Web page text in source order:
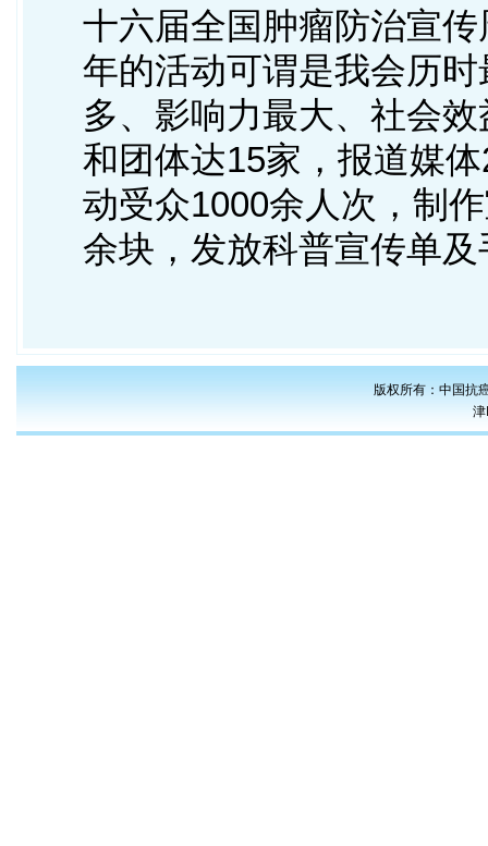
十六届全国肿瘤防治宣
年的活动可谓是我会历
多、影响力最大、社会
和团体达15家，报道媒
动受众1000余人次，制
余块，发放科普宣传单
版权所有：中国抗